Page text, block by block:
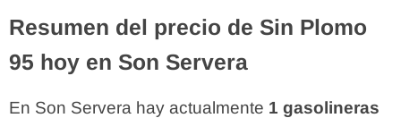
Resumen del precio de Sin Plomo
95 hoy en Son Servera
En Son Servera hay actualmente 1 gasolineras